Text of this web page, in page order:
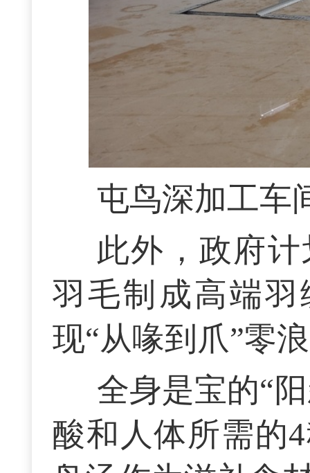
屯鸟深加工车
此外，政府
羽毛制成高端
现“从喙到爪”零
全身是宝的“
酸和人体所需的